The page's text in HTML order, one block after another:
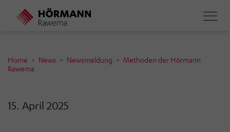
Direkt
Home News Newsmeldung
Methoden der Hörmann
Rawema
15. April 2025